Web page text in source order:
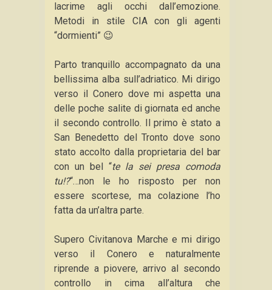
lacrime agli occhi dall’emozione.
Metodi in stile CIA con gli agenti
“dormienti” 😉
Parto tranquillo accompagnato da una
bellissima alba sull’adriatico. Mi dirigo
verso il Conero dove mi aspetta una
delle poche salite di giornata ed anche
il secondo controllo. Il primo è stato a
San Benedetto del Tronto dove sono
stato accolto dalla proprietaria del bar
con un bel “te la sei presa comoda
tu!?“…non le ho risposto per non
essere scortese, ma colazione l’ho
fatta da un’altra parte.
Supero Civitanova Marche e mi dirigo
verso il Conero e naturalmente
riprende a piovere, arrivo al secondo
controllo in cima all’altura che